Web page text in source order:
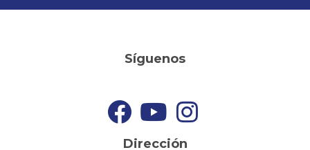
Síguenos
Dirección